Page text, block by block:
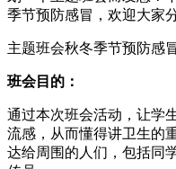
季节预防感冒，欢迎大家分
主题班会秋冬季节预防感
班会目的：
通过本次班会活动，让学
流感，从而懂得讲卫生的
达给周围的人们，包括同